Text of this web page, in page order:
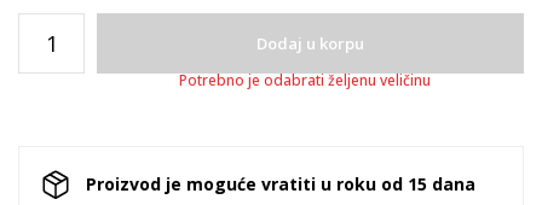
Dodaj u korpu
Potrebno je odabrati željenu veličinu
Proizvod je moguće vratiti u roku od 15 dana